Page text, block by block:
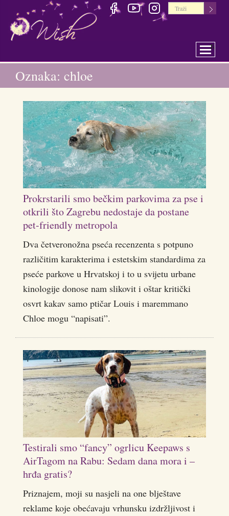
Oznaka: chloe
Prokrstarili smo bečkim parkovima za pse i
otkrili što Zagrebu nedostaje da postane
pet-friendly metropola
Dva četveronožna pseća recenzenta s potpuno
različitim karakterima i estetskim standardima za
pseće parkove u Hrvatskoj i to u svijetu urbane
kinologije donose nam slikovit i oštar kritički
osvrt kakav samo ptičar Louis i maremmano
Chloe mogu “napisati”.
Testirali smo “fancy” ogrlicu Keepaws s
AirTagom na Rabu: Sedam dana mora i –
hrđa gratis?
Priznajem, moji su nasjeli na one blještave
reklame koje obećavaju vrhunsku izdržljivost i